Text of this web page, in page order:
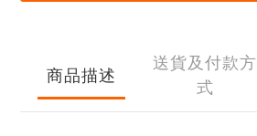
商品描述
送貨及付款方
式